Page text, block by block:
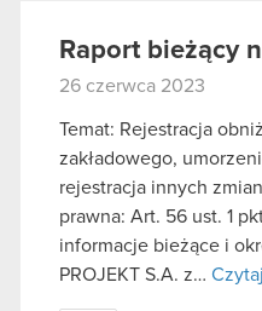
Raport bieżący
26 czerwca 2023
Temat: Rejestracja
zakładowego,
rejestracja innych
prawna: Art. 56 ust. 1
informacje bieżące i
PROJEKT S.A. z…